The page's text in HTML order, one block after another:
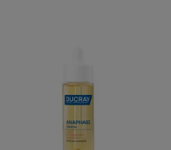
reakčním
vypadávání
vlasů